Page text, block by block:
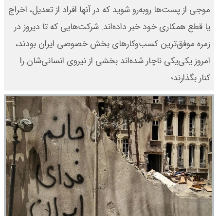
موجی از پست‌ها روبه‌رو شوید که در آنها افراد از تعدیل، اخراج
یا قطع همکاری خود خبر داده‌اند. شرکت‌هایی که تا دیروز در
زمره موفق‌ترین کسب‌وکارهای بخش خصوصی ایران بودند،
امروز یکی‌یکی ناچار شده‌اند بخشی از نیروی انسانی‌شان را
کنار بگذارند؛